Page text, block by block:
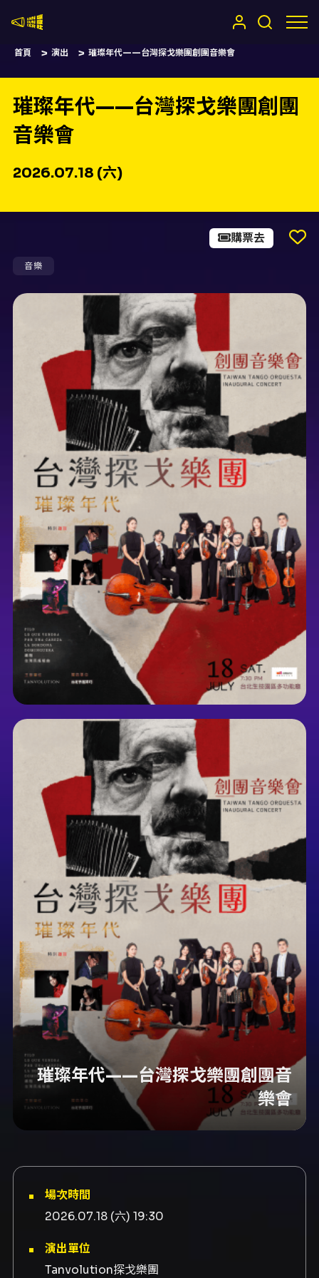
首頁 演出 璀璨年代——台灣探戈樂團創團音樂會
璀璨年代——台灣探戈樂團創團
音樂會
2026.07.18 (六)
音樂
購票去
璀璨年代——台灣探戈樂團創團音
樂會
場次時間
2026.07.18 (六) 19:30
演出單位
Tanvolution探戈樂團